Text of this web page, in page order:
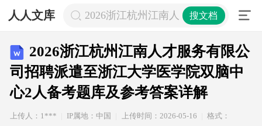
人人文库 2026浙江杭州江南人才服务有限公司
搜文档
2026浙江杭州江南人才服务有限公
司招聘派遣至浙江大学医学院双脑中
心2人备考题库及参考答案详解
上传人：1*** IP属地：中国 上传时间：2026-05-16
格式：